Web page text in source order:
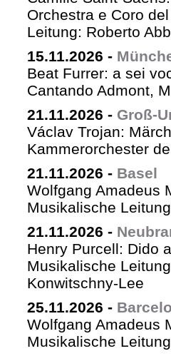
Orchestra e Coro
Leitung: Roberto
15.11.2026 -
Beat Furrer: a sei
Cantando Admont,
21.11.2026 - Groß-
Václav Trojan:
Kammerorchester
21.11.2026 - Basel
Wolfgang Amadeus
Musikalische
21.11.2026 -
Henry Purcell: Dido
Musikalische
Konwitschny-Lee
25.11.2026 -
Wolfgang Amadeus
Musikalische